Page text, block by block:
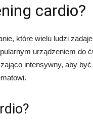
cardio?
które wielu ludzi
urządzeniem do
intensywny, aby